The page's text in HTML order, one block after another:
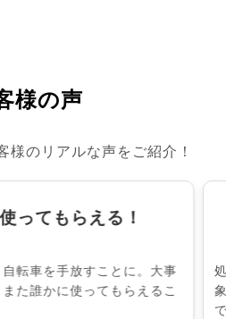
様の声
様のリアルな声をご紹介！
ってもらえる！
転車を手放すことに。大事
た誰かに使ってもらえるこ